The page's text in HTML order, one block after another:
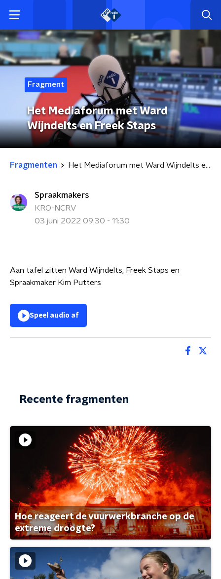
Fragment
Het Mediaforum met Ward
Wijndelts en Freek Staps
Fragmenten Het Mediaforum met Ward Wijndelts en Freek Staps
Spraakmakers
KRO-NCRV
03 juni 2022 09:30 - 11:30
Aan tafel zitten Ward Wijndelts, Freek Staps en
Spraakmaker Kim Putters
Speel audio af
Recente fragmenten
Hoe reageert de vuurwerkbranche op de
extreme droogte?